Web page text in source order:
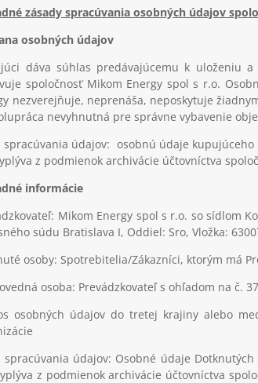
zásady spracúvania osobných údajov
osobných údajov
dáva súhlas predávajúcemu k uloženiu
spoločnosť Mikom Energy spol s r.o.
nezverejňuje, neprenáša, neposkytuje
nevyhnutná pre správne vybavenie
spracúvania údajov: osobnú údaje kupujúceho
z podmienok archivácie účtovníctva
informácie
: Mikom Energy spol s r.o. so sídlom
súdu Bratislava I, Oddiel: Sro, Vložka:
osoby: Spotrebitelia/Zákazníci, ktorým má
osoba: Prevádzkovateľ s ohľadom na č.
osobných údajov do tretej krajiny alebo
spracúvania údajov: Osobné údaje
z podmienok archivácie účtovníctva